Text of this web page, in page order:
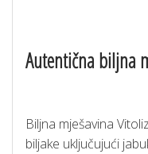
Autentična biljna
Biljna mješavina
biljake uključujući